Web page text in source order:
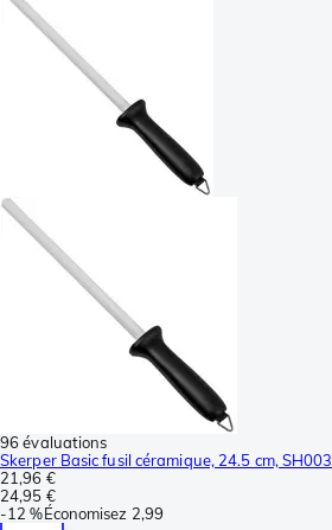
96 évaluations
Skerper Basic fusil céramique, 24.5 cm, SH003
21,96 €
24,95 €
-12 %Économisez 2,99